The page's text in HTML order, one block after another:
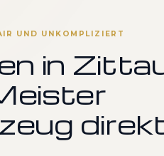
UND UNKOMPLIZIERT
in